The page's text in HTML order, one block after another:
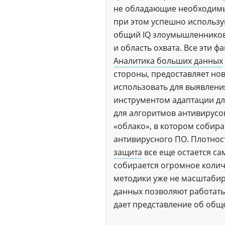
не обладающие
при этом успешно
общий IQ
и область охвата. Все эти
Аналитика больших данных
стороны, предоставляет
использовать для
инструментом адаптации
для алгоритмов
«облако», в котором
антивирусного ПО.
защита все еще остается
собирается огромное
методики уже не
данных позволяют
дает представление об